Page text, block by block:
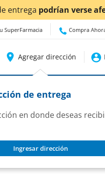
Aguascalientes!Daclic
SuperFarmacia Compra
Agregar dirección
de entrega
en donde deseas
Ingresar dirección
Gel, 15 gr